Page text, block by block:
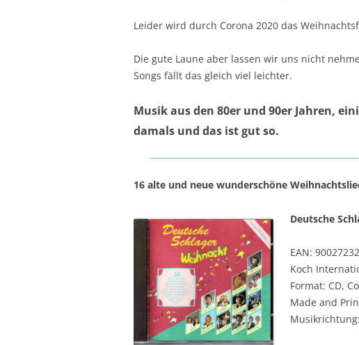
Leider wird durch Corona 2020 das
Die gute Laune aber lassen wir uns nicht
Songs fällt das gleich viel leichter.
Musik aus den 80er und 90er Jahren,
damals und das ist gut so.
16 alte und neue wunderschöne
Deutsche
EAN:
Koch
Format: CD,
Made and